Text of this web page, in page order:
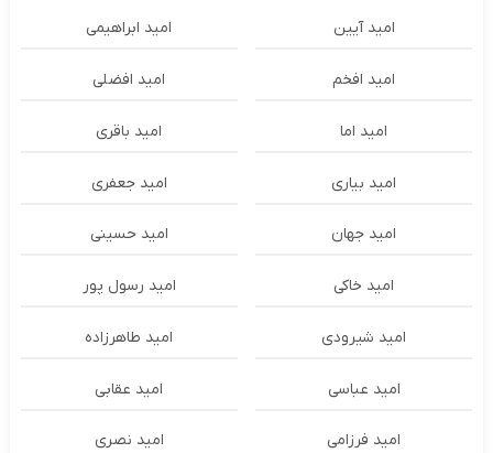
امید آیین امید ابراهیمی
امید افخم امید افضلی
امید اما امید باقری
امید بیاری امید جعفری
امید جهان امید حسینی
امید خاکی امید رسول پور
امید شیرودی امید طاهرزاده
امید عباسی امید عقابی
امید فرزامی امید نصری